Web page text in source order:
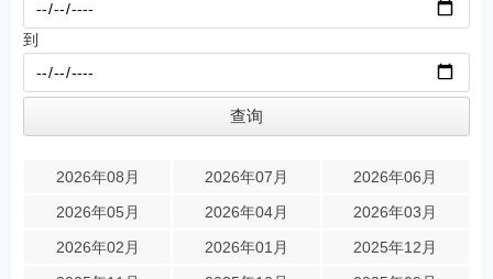
到
2026年08月 2026年07月
2026年06月
2026年05月
2026年04月
2026年03月
2026年02月
2026年01月
2025年12月